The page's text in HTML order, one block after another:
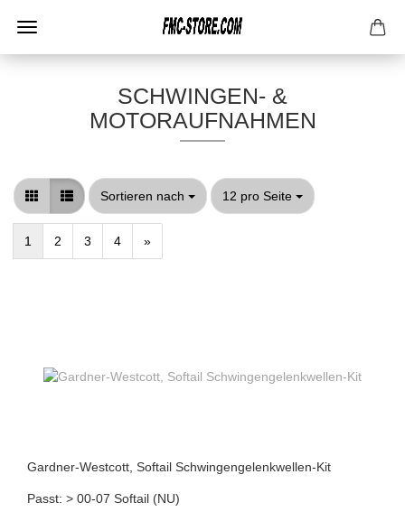
SCHWINGEN- &
MOTORAUFNAHMEN
Sortieren nach
Sortieren nach 12 pro Seite
pro Seite
1 2 3 4 »
Gardner-Westcott, Softail Schwingengelenkwellen-Kit
Passt: > 00-07 Softail (NU)